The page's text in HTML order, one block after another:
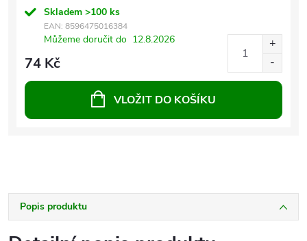
Skladem >100 ks
EAN: 8596475016384
Můžeme doručit do 12.8.2026
74 Kč
VLOŽIT DO KOŠÍKU
Popis produktu